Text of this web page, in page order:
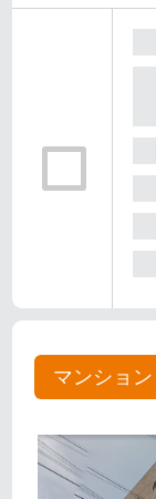
マンション